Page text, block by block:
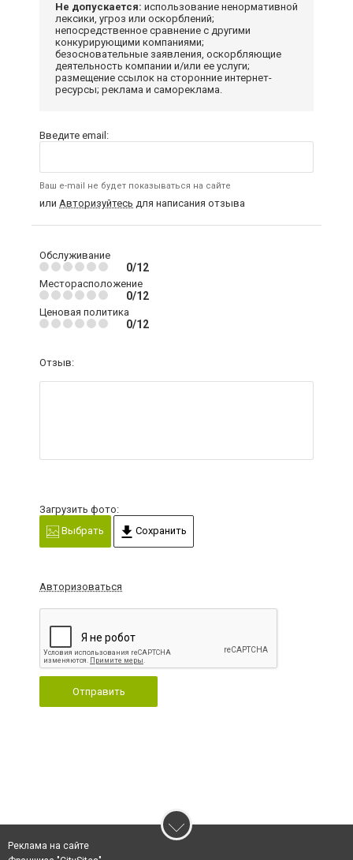
Не допускается: использование ненормативной
лексики, угроз или оскорблений;
непосредственное сравнение с другими
конкурирующими компаниями;
безосновательные заявления, оскорбляющие
деятельность компании и/или ее услуги;
размещение ссылок на сторонние интернет-
ресурсы; реклама и самореклама.
Введите email:
Ваш e-mail не будет показываться на сайте
или Авторизуйтесь для написания отзыва
Обслуживание
0/12
Месторасположение
0/12
Ценовая политика
0/12
Отзыв:
Загрузить фото:
Выбрать
Сохранить
Авторизоваться
Отправить
Реклама на сайте